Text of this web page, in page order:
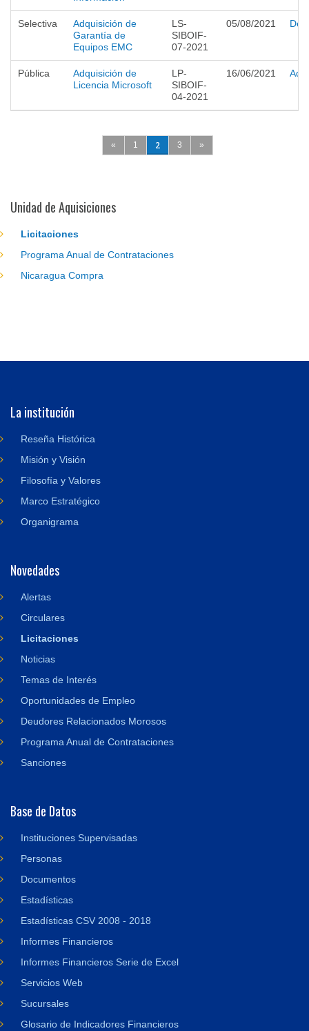
Selectiva
Adquisición de
Garantía de
Equipos EMC
LS-
SIBOIF-
07-2021
05/08/2021
Pública
Adquisición de
Licencia Microsoft
LP-
SIBOIF-
04-2021
16/06/2021
« 1 2 3 »
Unidad de Aquisiciones
Licitaciones
Programa Anual de Contrataciones
Nicaragua Compra
La institución
Reseña Histórica
Misión y Visión
Filosofía y Valores
Marco Estratégico
Organigrama
Novedades
Alertas
Circulares
Licitaciones
Noticias
Temas de Interés
Oportunidades de Empleo
Deudores Relacionados Morosos
Programa Anual de Contrataciones
Sanciones
Base de Datos
Instituciones Supervisadas
Personas
Documentos
Estadísticas
Estadísticas CSV 2008 - 2018
Informes Financieros
Informes Financieros Serie de Excel
Servicios Web
Sucursales
Glosario de Indicadores Financieros